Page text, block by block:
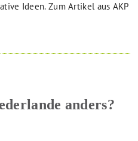
Ideen. Zum Artikel aus AKP
anders?